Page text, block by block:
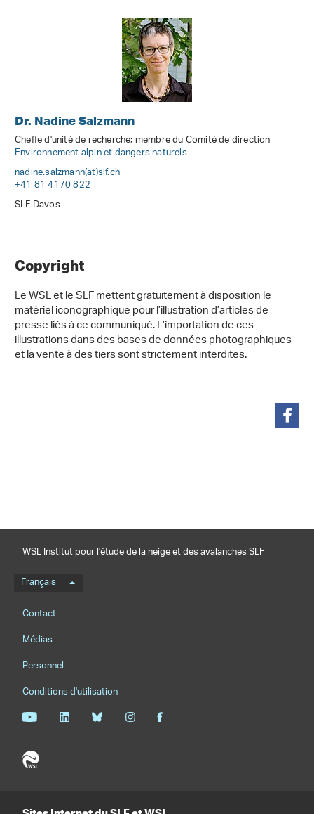
Dr. Nadine Salzmann
Cheffe d'unité de recherche; membre du Comité de direction
Environnement alpin et dangers naturels
nadine.salzmann(at)slf.ch
+41 81 4170 822
SLF Davos
Copyright
Le WSL et le SLF mettent gratuitement à disposition le
matériel iconographique pour l’illustration d’articles de
presse liés à ce communiqué. L’importation de ces
illustrations dans des bases de données photographiques
et la vente à des tiers sont strictement interdites.
WSL Institut pour l’étude de la neige et des avalanches SLF
Menu de langue
Français
Footernavigation
Contact
Médias
Personnel
Conditions d'utilisation